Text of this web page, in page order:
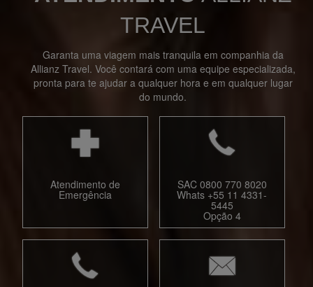
TRAVEL
Garanta uma viagem mais tranquila em companhia da
Allianz Travel. Você contará com uma equipe especializada,
pronta para te ajudar a qualquer hora e em qualquer lugar
do mundo.
Atendimento de
Emergência
SAC 0800 770 8020
Whats +55 11 4331-
5445
Opção 4